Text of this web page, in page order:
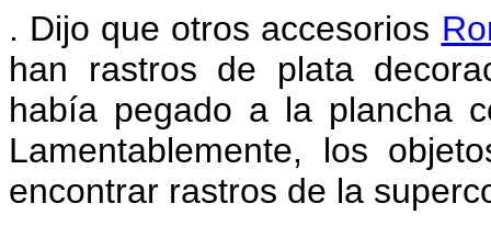
. Dijo que otros accesorios
han rastros de plata
había pegado a la plancha
Lamentablemente, los
encontrar rastros de la